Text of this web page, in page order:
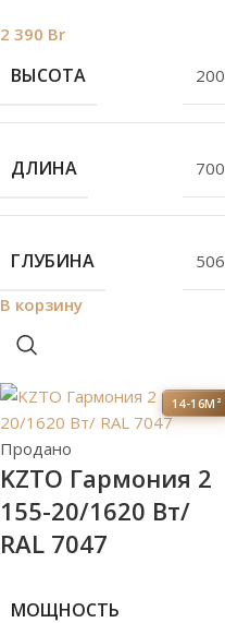
2 390 Br
ВЫСОТА 200
ДЛИНА 700
ГЛУБИНА
506
В корзину
14-16М²
Продано
KZTO Гармония 2
155-20/1620 Вт/
RAL 7047
МОЩНОСТЬ